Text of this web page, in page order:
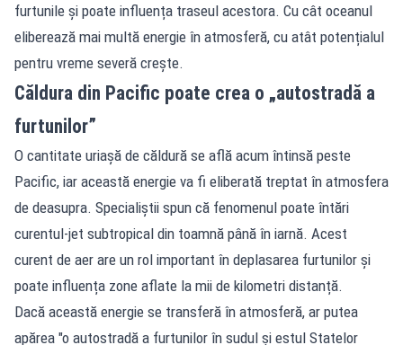
furtunile și poate influența traseul acestora. Cu cât oceanul
eliberează mai multă energie în atmosferă, cu atât potențialul
pentru vreme severă crește.
Căldura din Pacific poate crea o „autostradă a
furtunilor”
O cantitate uriașă de căldură se află acum întinsă peste
Pacific, iar această energie va fi eliberată treptat în atmosfera
de deasupra. Specialiștii spun că fenomenul poate întări
curentul-jet subtropical din toamnă până în iarnă. Acest
curent de aer are un rol important în deplasarea furtunilor și
poate influența zone aflate la mii de kilometri distanță.
Dacă această energie se transferă în atmosferă, ar putea
apărea "o autostradă a furtunilor în sudul și estul Statelor